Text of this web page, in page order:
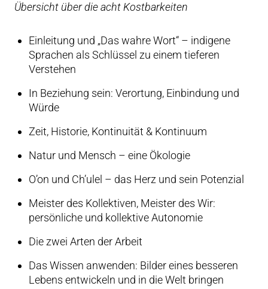
Übersicht über die acht Kostbarkeiten
Einleitung und „Das wahre Wort“ – indigene
Sprachen als Schlüssel zu einem tieferen
Verstehen
In Beziehung sein: Verortung, Einbindung und
Würde
Zeit, Historie, Kontinuität & Kontinuum
Natur und Mensch – eine Ökologie
O’on und Ch’ulel – das Herz und sein Potenzial
Meister des Kollektiven, Meister des Wir:
persönliche und kollektive Autonomie
Die zwei Arten der Arbeit
Das Wissen anwenden: Bilder eines besseren
Lebens entwickeln und in die Welt bringen